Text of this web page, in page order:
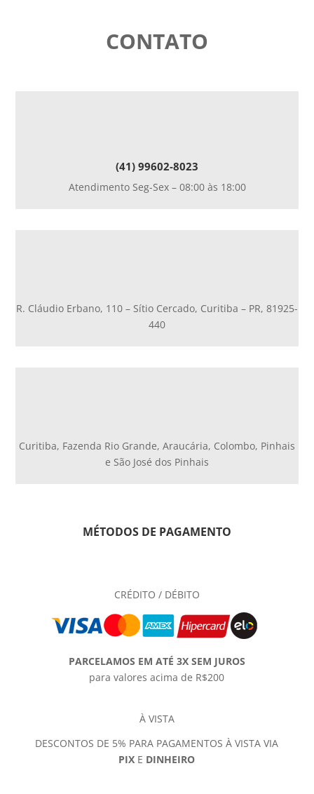
CONTATO
(41) 99602-8023
Atendimento Seg-Sex – 08:00 às 18:00
R. Cláudio Erbano, 110 – Sítio Cercado, Curitiba – PR, 81925-
440
Curitiba, Fazenda Rio Grande, Araucária, Colombo, Pinhais
e São José dos Pinhais
MÉTODOS DE PAGAMENTO
CRÉDITO / DÉBITO
PARCELAMOS EM ATÉ 3X SEM JUROS
para valores acima de R$200
À VISTA
DESCONTOS DE 5% PARA PAGAMENTOS À VISTA VIA
PIX E DINHEIRO